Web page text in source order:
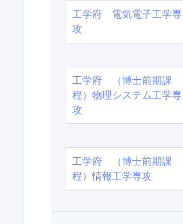
工学府 電気電子工学専
攻
工学府 （博士前期課
程）物理システム工学専
攻
工学府 （博士前期課
程）情報工学専攻